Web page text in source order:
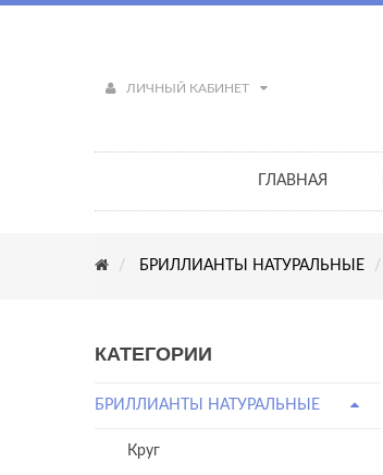
ЛИЧНЫЙ КАБИНЕТ
ГЛАВНАЯ
БРИЛЛИАНТЫ НАТУРАЛЬНЫЕ
КАТЕГОРИИ
БРИЛЛИАНТЫ НАТУРАЛЬНЫЕ
Круг